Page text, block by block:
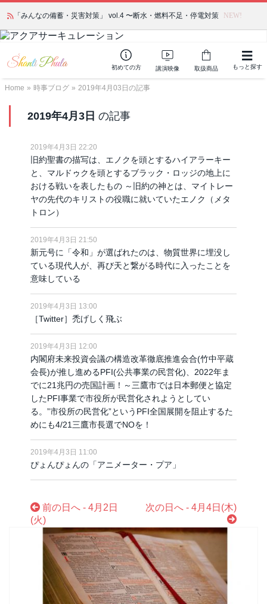
「みんなの備蓄・災害対策」 vol.4 〜断水・燃料不足・停電対策 NEW!
初めての方 講演映像 取扱商品 もっと探す
Home » 時事ブログ » 2019年4月03日の記事
2019年4月3日 の記事
2019年4月3日 22:20
旧約聖書の描写は、エノクを頭とするハイアラーキー
と、マルドゥクを頭とするブラック・ロッジの地上に
おける戦いを表したもの ～旧約の神とは、マイトレー
ヤの先代のキリストの役職に就いていたエノク（メタ
トロン）
2019年4月3日 21:50
新元号に「令和」が選ばれたのは、物質世界に埋没し
ている現代人が、再び天と繋がる時代に入ったことを
意味している
2019年4月3日 13:00
［Twitter］禿げしく飛ぶ
2019年4月3日 12:00
内閣府未来投資会議の構造改革徹底推進会合(竹中平蔵
会長)が推し進めるPFI(公共事業の民営化)、2022年ま
でに21兆円の売国計画！～三鷹市では日本郵便と協定
したPFI事業で市役所が民営化されようとしてい
る。”市役所の民営化”というPFI全国展開を阻止するた
めにも4/21三鷹市長選でNOを！
2019年4月3日 11:00
ぴょんぴょんの「アニメーター・プア」
前の日へ - 4月2日
(火)
次の日へ - 4月4日(木)